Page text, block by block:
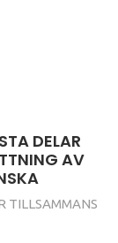
DELAR
AV
TILLSAMMANS